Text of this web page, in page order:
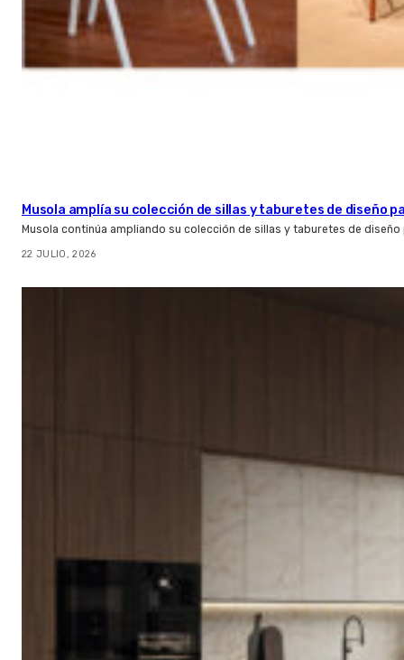
Musola amplía su colección de sillas y taburetes de diseño
Musola continúa ampliando su colección de sillas y taburetes de
22 JULIO, 2026